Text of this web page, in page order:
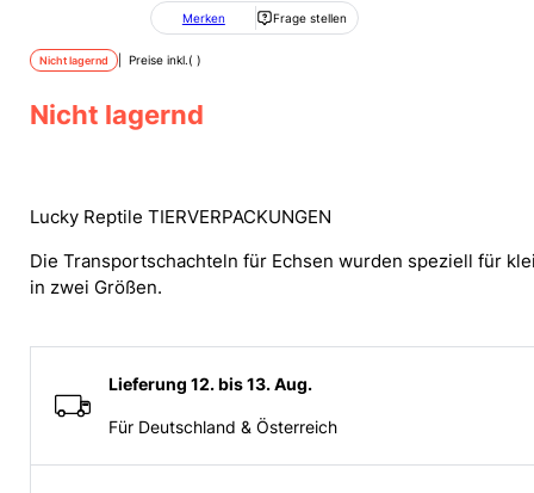
Merken Frage stellen
Nicht lagernd | Preise inkl.()
Nicht lagernd
Lucky Reptile TIERVERPACKUNGEN
Die Transportschachteln für Echsen wurden speziell für
in zwei Größen.
Lieferung 12. bis 13. Aug.
Für Deutschland & Österreich